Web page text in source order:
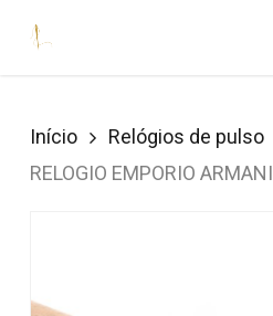
Início Relógios de pulso
RELOGIO EMPORIO ARMANI